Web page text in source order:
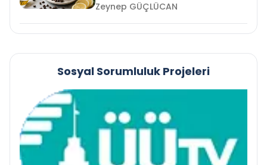
Zeynep GÜÇLÜCAN
Sosyal Sorumluluk Projeleri